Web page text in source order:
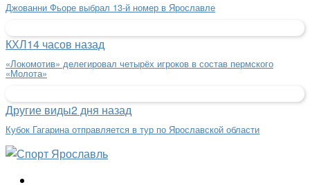
Джованни Фьоре выбрал 13-й номер в Ярославле
КХЛ14 часов назад
«Локомотив» делегировал четырёх игроков в состав пермского
«Молота»
Другие виды2 дня назад
Кубок Гагарина отправляется в тур по Ярославской области